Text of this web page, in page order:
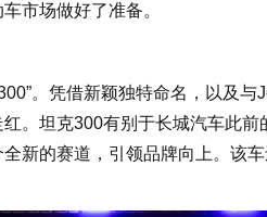
市场做好了准备。
。凭借新颖独特命名，以及与
。坦克300有别于长城汽车此前
新的赛道，引领品牌向上。该